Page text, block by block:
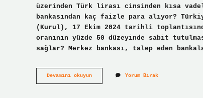
üzerinden Türk lirası cinsinden kısa
bankasından kaç faizle para alıyor?
(Kurul), 17 Ekim 2024 tarihli
oranının yüzde 50 düzeyinde sabit
sağlar? Merkez bankası, talep eden
Devamını okuyunBankalar
Merkez
Yorum Bırak